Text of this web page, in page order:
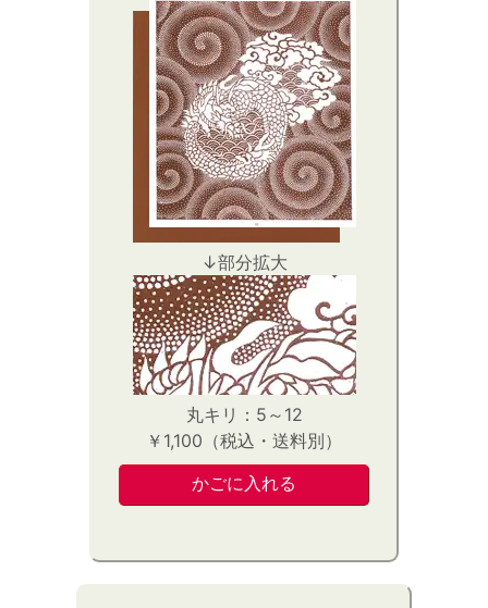
↓部分拡大
丸キリ：5～12
￥1,100（税込・送料別）